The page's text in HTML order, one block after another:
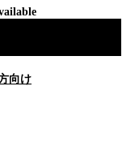
向け